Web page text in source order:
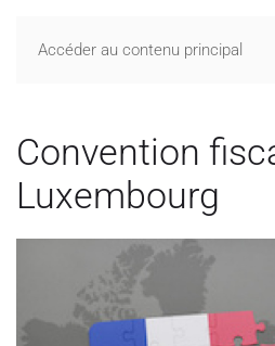
Accéder au contenu principal
Convention
Luxembourg